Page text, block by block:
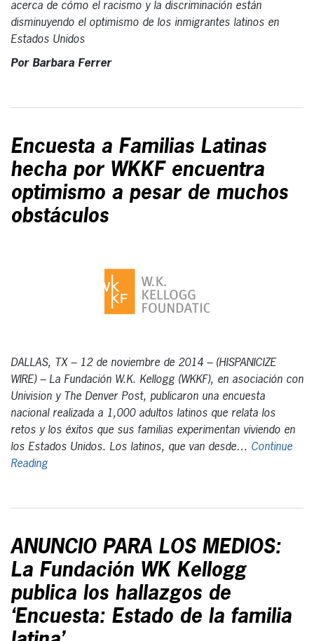
acerca de cómo el racismo y la discriminación están
disminuyendo el optimismo de los inmigrantes latinos en
Estados Unidos
Por Barbara Ferrer
Encuesta a Familias Latinas
hecha por WKKF encuentra
optimismo a pesar de muchos
obstáculos
DALLAS, TX – 12 de noviembre de 2014 – (HISPANICIZE
WIRE) – La Fundación W.K. Kellogg (WKKF), en asociación con
Univision y The Denver Post, publicaron una encuesta
nacional realizada a 1,000 adultos latinos que relata los
retos y los éxitos que sus familias experimentan viviendo en
los Estados Unidos. Los latinos, que van desde… Continue
Reading
ANUNCIO PARA LOS MEDIOS:
La Fundación WK Kellogg
publica los hallazgos de
‘Encuesta: Estado de la familia